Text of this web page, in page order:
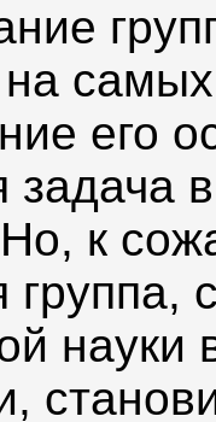
его
к
группа,
науки